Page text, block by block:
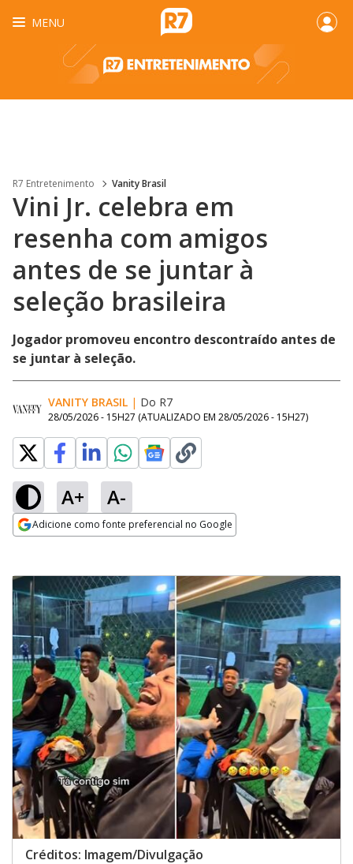
MENU
R7 Entretenimento Vanity Brasil
Vini Jr. celebra em
resenha com amigos
antes de se juntar à
seleção brasileira
Jogador promoveu encontro descontraído antes de
se juntar à seleção.
VANITY BRASIL | Do R7
28/05/2026 - 15H27 (ATUALIZADO EM 28/05/2026 - 15H27)
A+ A-
Adicione como fonte preferencial no Google
Créditos: Imagem/Divulgação